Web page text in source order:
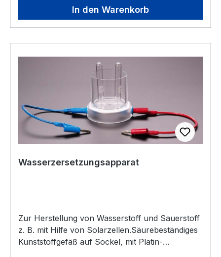
In den Warenkorb
Wasserzersetzungsapparat
Zur Herstellung von Wasserstoff und Sauerstoff
z. B. mit Hilfe von Solarzellen.Säurebeständiges
Kunststoffgefäß auf Sockel, mit Platin-